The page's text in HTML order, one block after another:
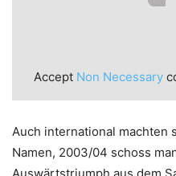
Accept Non Necessary
Auch international machten
Namen, 2003/04 schoss
Auswärtstriumph aus dem